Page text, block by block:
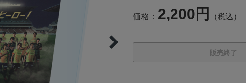
価格： 2,200円 （税込）
販売終了